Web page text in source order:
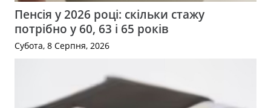
Пенсія у 2026 році: скільки стажу
потрібно у 60, 63 і 65 років
Субота, 8 Серпня, 2026